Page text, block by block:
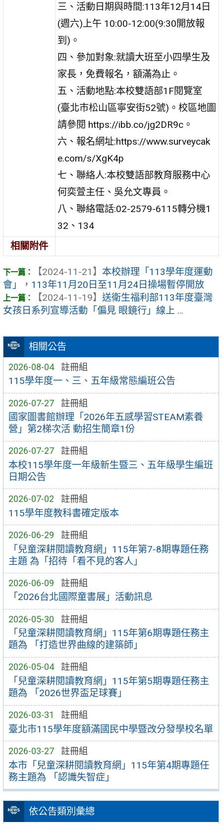
相關公告
2026-08-04 註冊組
115學年度一、三、五年級常態編班公告
2026-07-27 註冊組
國家圖書館辦理「2026年五感學習STEAM素養
營」第2梯次活 動招生簡章1份
2026-07-27 註冊組
本校115學年度一年級新生暨三、五年級學生編班
日期公告
2026-07-02 註冊組
115學年度教科書確定版本
2026-06-29 註冊組
「兒童深耕閱讀教育網」115年第7-8期專題任務
主題 為「招待「看不見的客人」
2026-06-09 註冊組
「2026台北國際童書展」活動訊息
2026-05-30 註冊組
「兒童深耕閱讀教育網」115年第6期專題任務主
題為 「打造世界曲線的建築師」
2026-05-04 註冊組
「兒童深耕閱讀教育網」115年第5期專題任務主
題為 「2026世界盃足球賽」
2026-03-31 註冊組
臺北市115學年度額滿國民中學暨改分發學校名單
2026-03-27 註冊組
本市「兒童深耕閱讀教育網」115年第4期專題任
務主題為 「認識失智症」
依公告類別彙總
三、活動日期與時間:113年12月14日
(週六)上午 10:00-12:00(9:30開放報
到)。
四、參加對象:就讀大班至小四學生及
家長，免費報名，額滿為止。
五、活動地點:本校雙語部1F閱覽室
(臺北市松山區寧安街52號)。校區地圖
請參閱 https://ibb.co/jg2DR9c。
六、報名網址:https://www.surveycak
e.com/s/XgK4p
七、聯絡人:本校雙語部教育服務中心
何奕萱主任、吳允文專員。
八、聯絡電話:02-2579-6115轉分機1
32、134
相關附件
【2024-11-21】 本校辦理「113學年度運動
會」，113年11月20日至11月24日操場暫停開放
【2024-11-19】 送衛生福利部113年度臺灣
女孩日系列宣導活動「偏見 眼鏡行」線上 ...